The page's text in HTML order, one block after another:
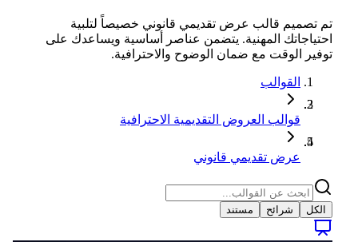
تم تصميم قالب عرض تقديمي قانوني خصيصاً لتلبية
احتياجاتك المهنية. يتضمن عناصر أساسية ويساعدك على
توفير الوقت مع ضمان الوضوح والاحترافية.
القوالب
قوالب العروض التقديمية الاحترافية
عرض تقديمي قانوني
الكل شرائح مستند